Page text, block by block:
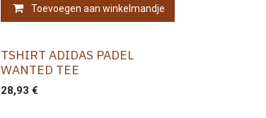
Toevoegen aan winkelmandje
TSHIRT ADIDAS PADEL
WANTED TEE
28,93 €